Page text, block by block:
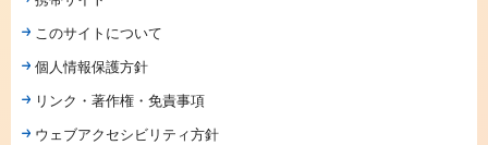
このサイトについて
個人情報保護方針
リンク・著作権・免責事項
ウェブアクセシビリティ方針